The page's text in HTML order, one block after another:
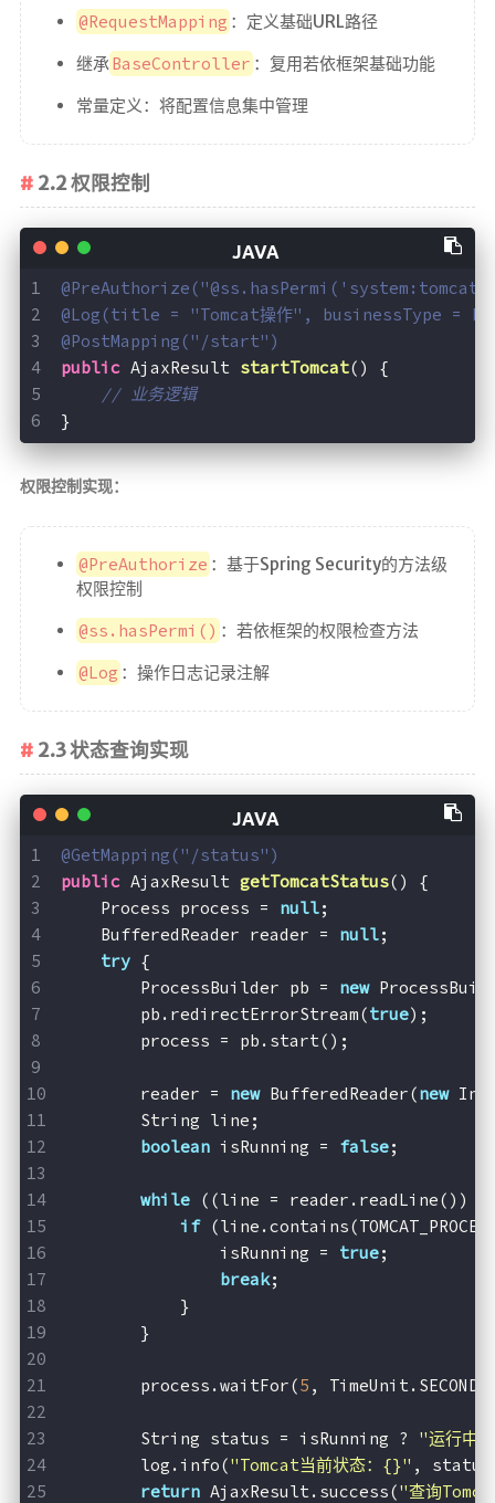
@RequestMapping ：定义基础URL路径
继承 BaseController ：复用若依框架基础功能
常量定义：将配置信息集中管理
2.2 权限控制
@Log(title = "Tomcat操作", businessType =
@PostMapping("/start")
public AjaxResult startTomcat()
{
// 业务逻辑
}
权限控制实现：
@PreAuthorize ：基于Spring Security的方法级
权限控制
@ss.hasPermi() ：若依框架的权限检查方法
@Log ：操作日志记录注解
2.3 状态查询实现
@GetMapping("/status")
public AjaxResult getTomcatStatus()
{
    Process process =
null;
    BufferedReader reader =
null;
try {
        ProcessBuilder pb =
new
        pb.redirectErrorStream(
true);
        process = pb.start();
        reader =
new BufferedReader(new
        String line;
boolean isRunning = false;
while ((line = reader.readLine())
if
                isRunning =
true;
break;
            }
        }
        process.waitFor(
5 ,
        String status = isRunning ?
"运行中"
        log.info(
"Tomcat当前状态：{}" ,
return AjaxResult.success("查询